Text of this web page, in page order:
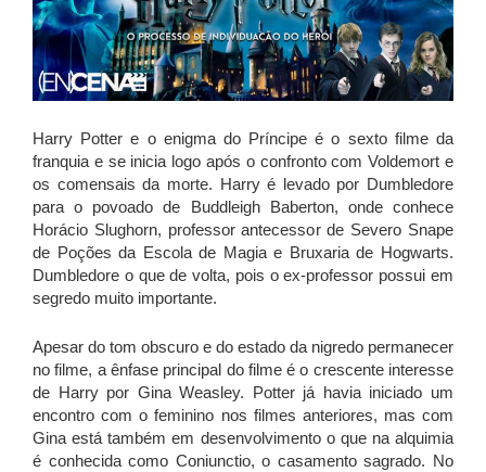
Harry Potter e o enigma do Príncipe é o sexto filme da
franquia e se inicia logo após o confronto com Voldemort e
os comensais da morte. Harry é levado por Dumbledore
para o povoado de Buddleigh Baberton, onde conhece
Horácio Slughorn, professor antecessor de Severo Snape
de Poções da Escola de Magia e Bruxaria de Hogwarts.
Dumbledore o que de volta, pois o ex-professor possui em
segredo muito importante.
Apesar do tom obscuro e do estado da nigredo permanecer
no filme, a ênfase principal do filme é o crescente interesse
de Harry por Gina Weasley. Potter já havia iniciado um
encontro com o feminino nos filmes anteriores, mas com
Gina está também em desenvolvimento o que na alquimia
é conhecida como Coniunctio, o casamento sagrado. No